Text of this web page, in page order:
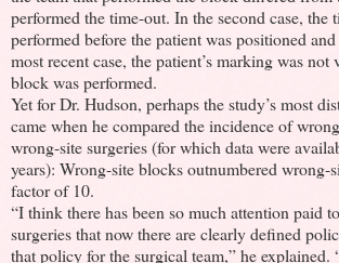
performed the time-out. In the second case, the
performed before the patient was positioned
most recent case, the patient’s marking was
block was performed.
Yet for Dr. Hudson, perhaps the study’s most
came when he compared the incidence of
wrong-site surgeries (for which data were
years): Wrong-site blocks outnumbered wrong-
factor of 10.
“I think there has been so much attention paid
surgeries that now there are clearly defined
that policy for the surgical team,” he explained.